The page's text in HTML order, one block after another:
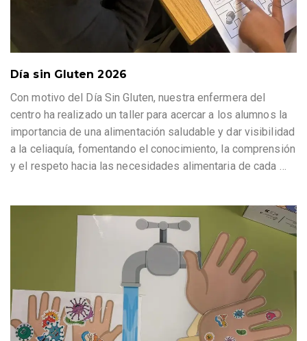
Día sin Gluten 2026
Con motivo del Día Sin Gluten, nuestra enfermera del
centro ha realizado un taller para acercar a los alumnos la
importancia de una alimentación saludable y dar visibilidad
a la celiaquía, fomentando el conocimiento, la comprensión
y el respeto hacia las necesidades alimentaria de cada